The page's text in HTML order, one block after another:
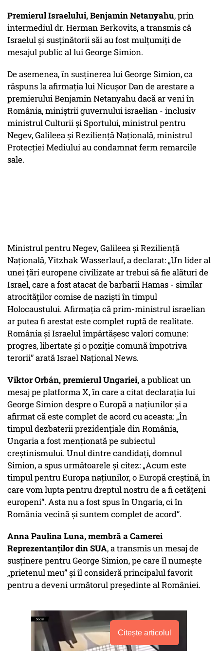
Premierul Israelului, Benjamin Netanyahu, prin
intermediul dr. Herman Berkovits, a transmis că
Israelul și susținătorii săi au fost mulțumiți de
mesajul public al lui George Simion.
De asemenea, în susținerea lui George Simion, ca
răspuns la afirmația lui Nicușor Dan de arestare a
premierului Benjamin Netanyahu dacă ar veni în
România, miniștrii guvernului israelian - inclusiv
ministrul Culturii și Sportului, ministrul pentru
Negev, Galileea și Reziliență Națională, ministrul
Protecției Mediului au condamnat ferm remarcile
sale.
Ministrul pentru Negev, Galileea și Reziliență
Națională, Yitzhak Wasserlauf, a declarat: „Un lider al
unei țări europene civilizate ar trebui să fie alături de
Israel, care a fost atacat de barbarii Hamas - similar
atrocităților comise de naziști în timpul
Holocaustului. Afirmația că prim-ministrul israelian
ar putea fi arestat este complet ruptă de realitate.
România și Israelul împărtășesc valori comune:
progres, libertate și o poziție comună împotriva
terorii” arată Israel Național News.
Viktor Orbán, premierul Ungariei,a publicat un
mesaj pe platforma X, în care a citat declarația lui
George Simion despre o Europă a națiunilor și a
afirmat că este complet de acord cu aceasta: „În
timpul dezbaterii prezidențiale din România,
Ungaria a fost menționată pe subiectul
creștinismului. Unul dintre candidați, domnul
Simion, a spus următoarele și citez: „Acum este
timpul pentru Europa națiunilor, o Europă creștină, în
care vom lupta pentru dreptul nostru de a fi cetățeni
europeni“. Asta nu a fost spus în Ungaria, ci în
România vecină și suntem complet de acord”.
Anna Paulina Luna, membră a Camerei
Reprezentanților din SUA, a transmis un mesaj de
susținere pentru George Simion, pe care îl numește
„prietenul meu” și îl consideră principalul favorit
pentru a deveni următorul președinte al României.
Citește articolul